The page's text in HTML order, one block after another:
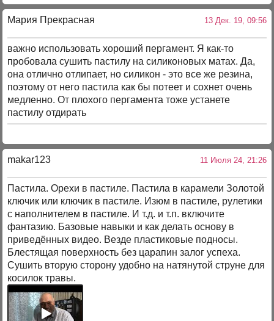
Мария Прекрасная 13 Дек. 19, 09:56
важно использовать хороший пергамент. Я как-то
пробовала сушить пастилу на силиконовых матах. Да,
она отлично отлипает, но силикон - это все же резина,
поэтому от него пастила как бы потеет и сохнет очень
медленно. От плохого пергамента тоже устанете
пастилу отдирать
makar123 11 Июля 24, 21:26
Пастила. Орехи в пастиле. Пастила в карамели Золотой
ключик или ключик в пастиле. Изюм в пастиле, рулетики
с наполнителем в пастиле. И т.д. и т.п. включите
фантазию. Базовые навыки и как делать основу в
приведённых видео. Везде пластиковые подносы.
Блестящая поверхность без царапин залог успеха.
Сушить вторую сторону удобно на натянутой струне для
косилок травы.